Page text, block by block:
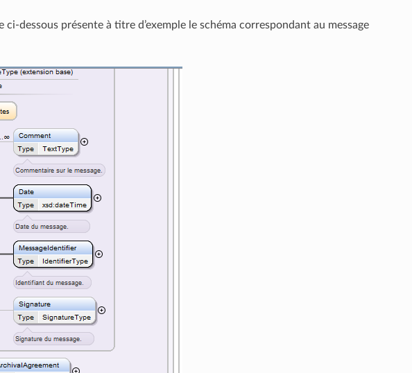
ci-dessous présente à titre d’exemple le schéma correspondant au message